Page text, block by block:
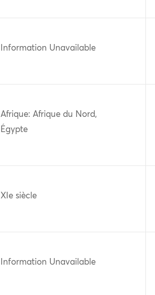
Information Unavailable
Afrique: Afrique du Nord,
Égypte
XIe siècle
Information Unavailable